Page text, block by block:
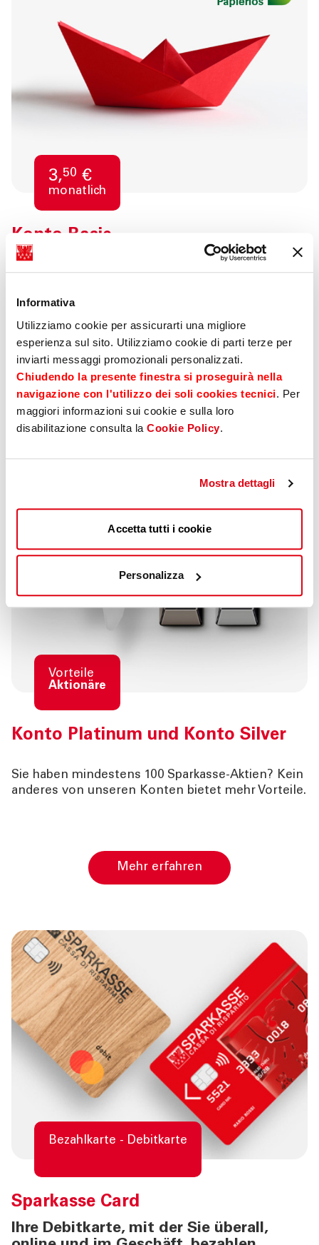
Informativa
Utilizziamo cookie per assicurarti una migliore
esperienza sul sito. Utilizziamo cookie di parti terze per
inviarti messaggi promozionali personalizzati.
Chiudendo la presente finestra si proseguirà nella
navigazione con l'utilizzo dei soli cookies tecnici. Per
maggiori informazioni sui cookie e sulla loro
disabilitazione consulta la Cookie Policy.
Mostra dettagli
Accetta tutti i cookie
Personalizza
3,50 €
monatlich
Konto Basic
Sie bezahlen nur für die Leistungen,
die Sie in Anspruch nehmen
Bei Ihnen fallen wenige Bankgeschäfte an?
Dann ist Basic das richtige Einstiegskonto für Sie.
Mehr erfahren
Vorteile
Aktionäre
Konto Platinum und Konto Silver
Sie haben mindestens 100 Sparkasse-Aktien ? Kein
anderes von unseren Konten bietet mehr Vorteile.
Mehr erfahren
Bezahlkarte - Debitkarte
Sparkasse Card
Ihre Debitkarte, mit der Sie überall,